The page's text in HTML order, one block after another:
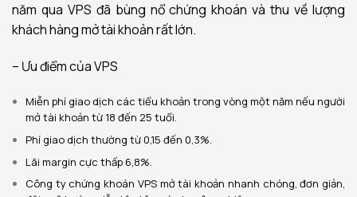
năm qua VPS đã bùng nổ chứng khoán và thu về lượng
khách hàng mở tài khoản rất lớn.
– Ưu điểm của VPS
Miễn phí giao dịch các tiểu khoản trong vòng một năm nếu người
mở tài khoản từ 18 đến 25 tuổi.
Phí giao dịch thường từ 0,15 đến 0,3%.
Lãi margin cực thấp 6,8%.
Công ty chứng khoán VPS mở tài khoản nhanh chóng, đơn giản,